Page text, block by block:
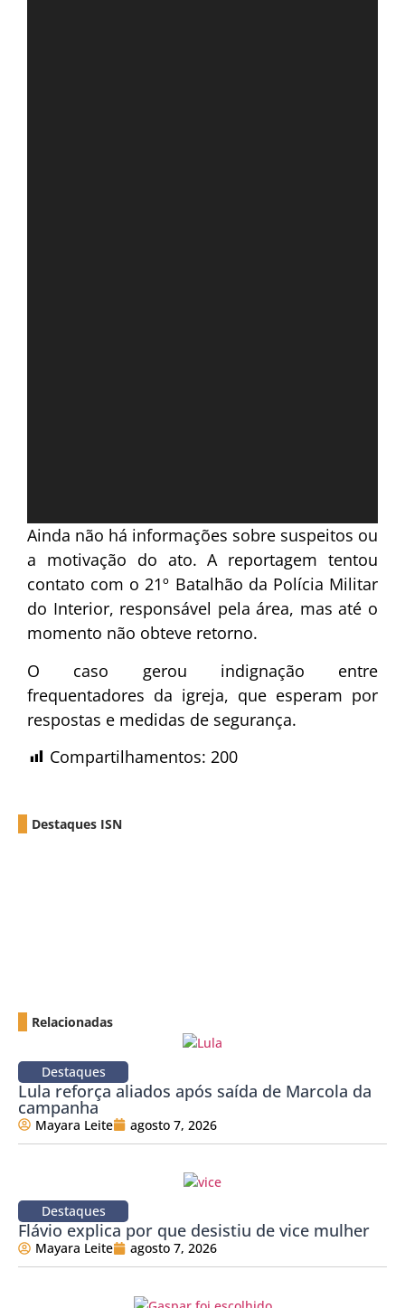
Ainda não há informações sobre suspeitos ou
a motivação do ato. A reportagem tentou
contato com o 21º Batalhão da Polícia Militar
do Interior, responsável pela área, mas até o
momento não obteve retorno.
O caso gerou indignação entre
frequentadores da igreja, que esperam por
respostas e medidas de segurança.
Compartilhamentos: 200
Destaques ISN
Relacionadas
Destaques
Lula reforça aliados após saída de Marcola da
campanha
Mayara Leite agosto 7, 2026
Destaques
Flávio explica por que desistiu de vice mulher
Mayara Leite agosto 7, 2026